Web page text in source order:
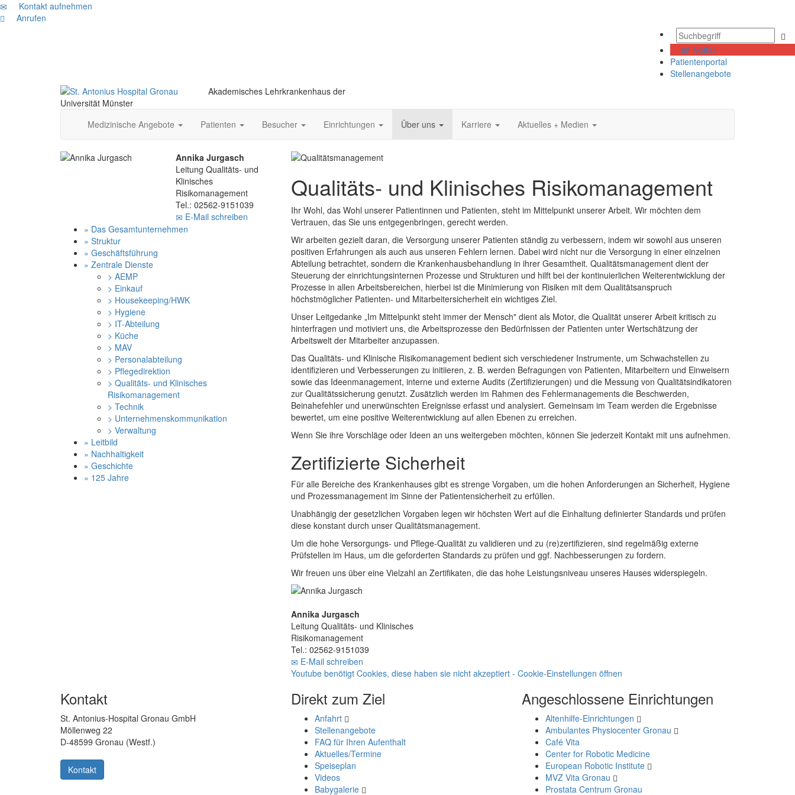
Kontakt aufnehmen
Anrufen
im Notfall
Patientenportal
Stellenangebote
Akademisches Lehrkrankenhaus der
Universität Münster
Medizinische Angebote
Patienten Besucher Einrichtungen Über uns Karriere Aktuelles + Medien
Annika Jurgasch
Leitung Qualitäts- und
Klinisches
Risikomanagement
Tel.: 02562-9151039
E-Mail schreiben
» Das Gesamtunternehmen
» Struktur
» Geschäftsführung
» Zentrale Dienste
> AEMP
> Einkauf
> Housekeeping/HWK
> Hygiene
> IT-Abteilung
> Küche
> MAV
> Personalabteilung
> Pflegedirektion
> Qualitäts- und Klinisches
Risikomanagement
> Technik
> Unternehmenskommunikation
> Verwaltung
» Leitbild
» Nachhaltigkeit
» Geschichte
» 125 Jahre
Qualitäts- und Klinisches Risikomanagement
Ihr Wohl, das Wohl unserer Patientinnen und Patienten, steht im Mittelpunkt unserer Arbeit. Wir möchten dem
Vertrauen, das Sie uns entgegenbringen, gerecht werden.
Wir arbeiten gezielt daran, die Versorgung unserer Patienten ständig zu verbessern, indem wir sowohl aus unseren
positiven Erfahrungen als auch aus unseren Fehlern lernen. Dabei wird nicht nur die Versorgung in einer einzelnen
Abteilung betrachtet, sondern die Krankenhausbehandlung in ihrer Gesamtheit. Qualitätsmanagement dient der
Steuerung der einrichtungsinternen Prozesse und Strukturen und hilft bei der kontinuierlichen Weiterentwicklung der
Prozesse in allen Arbeitsbereichen, hierbei ist die Minimierung von Risiken mit dem Qualitätsanspruch
höchstmöglicher Patienten- und Mitarbeitersicherheit ein wichtiges Ziel.
Unser Leitgedanke „Im Mittelpunkt steht immer der Mensch" dient als Motor, die Qualität unserer Arbeit kritisch zu
hinterfragen und motiviert uns, die Arbeitsprozesse den Bedürfnissen der Patienten unter Wertschätzung der
Arbeitswelt der Mitarbeiter anzupassen.
Das Qualitäts- und Klinische Risikomanagement bedient sich verschiedener Instrumente, um Schwachstellen zu
identifizieren und Verbesserungen zu initiieren, z. B. werden Befragungen von Patienten, Mitarbeitern und Einweisern
sowie das Ideenmanagement, interne und externe Audits (Zertifizierungen) und die Messung von Qualitätsindikatoren
zur Qualitätssicherung genutzt. Zusätzlich werden im Rahmen des Fehlermanagements die Beschwerden,
Beinahefehler und unerwünschten Ereignisse erfasst und analysiert. Gemeinsam im Team werden die Ergebnisse
bewertet, um eine positive Weiterentwicklung auf allen Ebenen zu erreichen.
Wenn Sie ihre Vorschläge oder Ideen an uns weitergeben möchten, können Sie jederzeit Kontakt mit uns aufnehmen.
Zertifizierte Sicherheit
Für alle Bereiche des Krankenhauses gibt es strenge Vorgaben, um die hohen Anforderungen an Sicherheit, Hygiene
und Prozessmanagement im Sinne der Patientensicherheit zu erfüllen.
Unabhängig der gesetzlichen Vorgaben legen wir höchsten Wert auf die Einhaltung definierter Standards und prüfen
diese konstant durch unser Qualitätsmanagement.
Um die hohe Versorgungs- und Pflege-Qualität zu validieren und zu (re)zertifizieren, sind regelmäßig externe
Prüfstellen im Haus, um die geforderten Standards zu prüfen und ggf. Nachbesserungen zu fordern.
Wir freuen uns über eine Vielzahl an Zertifikaten, die das hohe Leistungsniveau unseres Hauses widerspiegeln.
Annika Jurgasch
Leitung Qualitäts- und Klinisches
Risikomanagement
Tel.: 02562-9151039
E-Mail schreiben
Youtube benötigt Cookies, diese haben sie nicht akzeptiert - Cookie-Einstellungen öffnen
Kontakt
St. Antonius-Hospital Gronau GmbH
Möllenweg 22
D-48599 Gronau (Westf.)
Kontakt
Direkt zum Ziel
Anfahrt
Stellenangebote
FAQ für Ihren Aufenthalt
Aktuelles/Termine
Speiseplan
Videos
Babygalerie
Angeschlossene Einrichtungen
Altenhilfe-Einrichtungen
Ambulantes Physiocenter Gronau
Café Vita
Center for Robotic Medicine
European Robotic Institute
MVZ Vita Gronau
Prostata Centrum Gronau